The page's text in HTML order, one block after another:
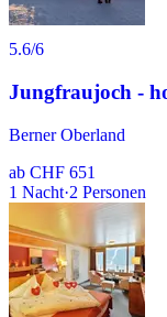
5.6/6
Jungfraujoch -
Berner Oberland
ab CHF 651
1 Nacht·2 Personen